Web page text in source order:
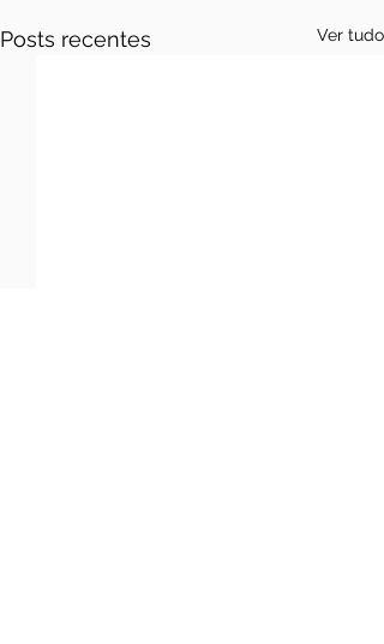
Posts recentes Ver tudo